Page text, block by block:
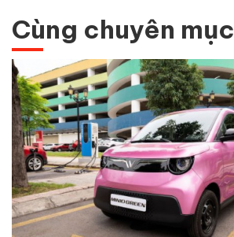
Cùng chuyên mục